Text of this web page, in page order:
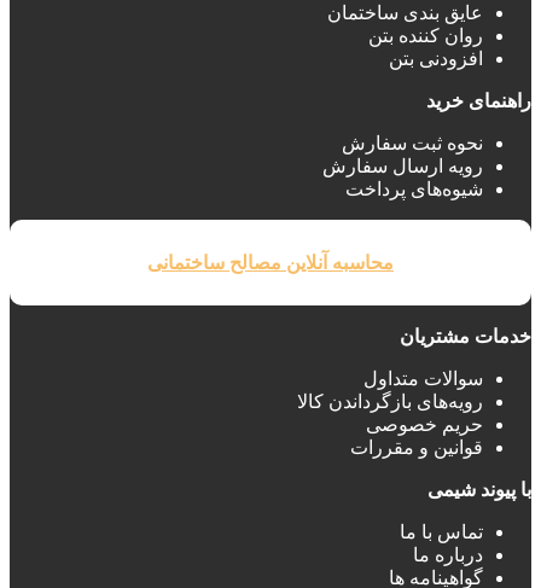
عایق بندی ساختمان‌
روان کننده بتن
افزودنی بتن
راهنمای خرید
نحوه ثبت سفارش
رویه ارسال سفارش
شیوه‌های پرداخت
محاسبه آنلاین مصالح ساختمانی
خدمات مشتریان
سوالات متداول
رویه‌های بازگرداندن کالا
حریم خصوصی
قوانین و مقررات
با پیوند شیمی
تماس با ما
درباره ما
گواهینامه ها